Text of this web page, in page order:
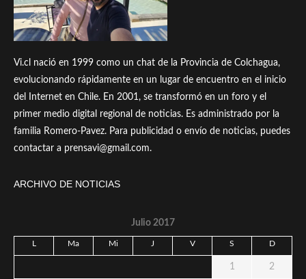
Vi.cl nació en 1999 como un chat de la Provincia de Colchagua,
evolucionando rápidamente en un lugar de encuentro en el inicio
del Internet en Chile. En 2001, se transformó en un foro y el
primer medio digital regional de noticias. Es administrado por la
familia Romero-Pavez. Para publicidad o envío de noticias, puedes
contactar a prensavi@gmail.com.
ARCHIVO DE NOTICIAS
Julio 2017
L Ma Mi J V S D
1 2